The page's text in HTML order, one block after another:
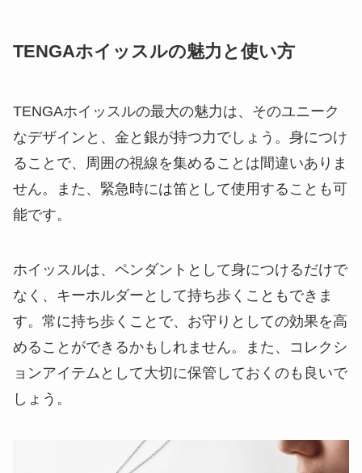
TENGAホイッスルの魅力と使い方
TENGAホイッスルの最大の魅力は、そのユニーク
なデザインと、金と銀が持つ力でしょう。身につけ
ることで、周囲の視線を集めることは間違いありま
せん。また、緊急時には笛として使用することも可
能です。
ホイッスルは、ペンダントとして身につけるだけで
なく、キーホルダーとして持ち歩くこともできま
す。常に持ち歩くことで、お守りとしての効果を高
めることができるかもしれません。また、コレクシ
ョンアイテムとして大切に保管しておくのも良いで
しょう。